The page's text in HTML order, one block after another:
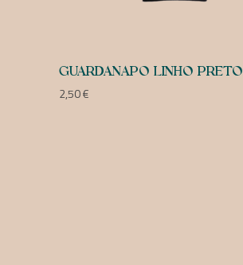
GUARDANAPO LINHO PRETO
2,50€